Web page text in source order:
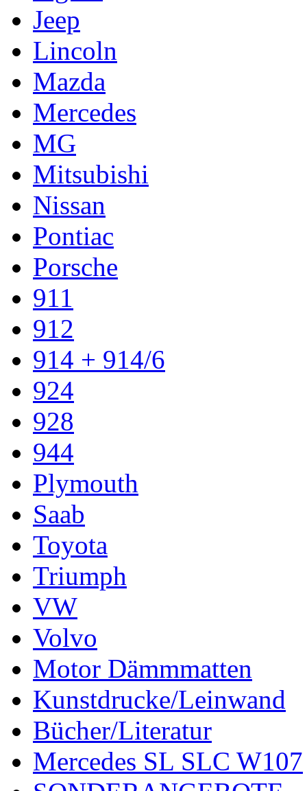
Jeep
Lincoln
Mazda
Mercedes
MG
Mitsubishi
Nissan
Pontiac
Porsche
911
912
914 + 914/6
924
928
944
Plymouth
Saab
Toyota
Triumph
VW
Volvo
Motor Dämmmatten
Kunstdrucke/Leinwand
Bücher/Literatur
Mercedes SL SLC W107